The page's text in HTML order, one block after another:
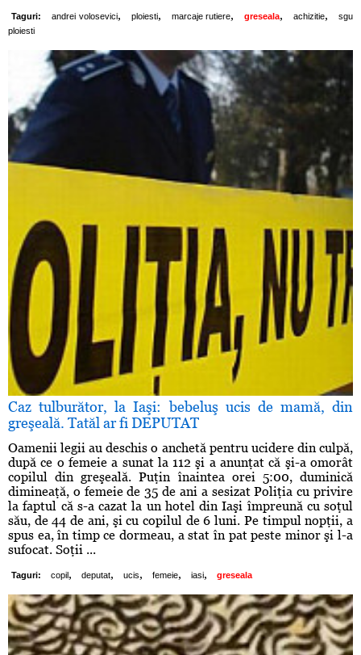
Taguri: andrei volosevici, ploiesti, marcaje rutiere, greseala, achizitie,
sgu
ploiesti
Caz tulburător, la Iaşi: bebeluş ucis de mamă, din
greşeală. Tatăl ar fi DEPUTAT
Oamenii legii au deschis o anchetă pentru ucidere din culpă,
după ce o femeie a sunat la 112 şi a anunţat că şi-a omorât
copilul din greşeală. Puţin înaintea orei 5:00, duminică
dimineaţă, o femeie de 35 de ani a sesizat Poliţia cu privire
la faptul că s-a cazat la un hotel din Iaşi împreună cu soţul
său, de 44 de ani, şi cu copilul de 6 luni. Pe timpul nopţii, a
spus ea, în timp ce dormeau, a stat în pat peste minor şi l-a
sufocat. Soţii ...
Taguri: copil , deputat, ucis, femeie, iasi, greseala